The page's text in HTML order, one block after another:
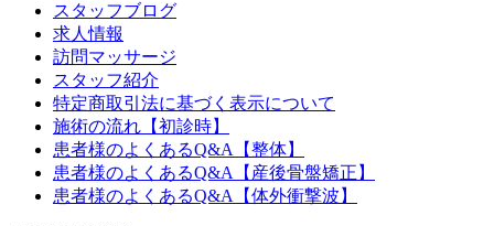
スタッフブログ
求人情報
訪問マッサージ
スタッフ紹介
特定商取引法に基づく表示について
施術の流れ【初診時】
患者様のよくあるQ&A【整体】
患者様のよくあるQ&A【産後骨盤矯正】
患者様のよくあるQ&A【体外衝撃波】